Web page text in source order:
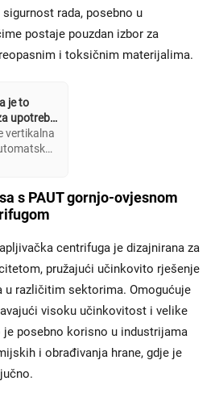
rada, posebno u
postaje pouzdan izbor za
i toksičnim materijalima.
je to
upotrebu
se
vertikalna
u
i
za
torte,
kvalitetu
primjenu
i
s PAUT gornjo-ovjesnom
centrifuga je dizajnirana za
pružajući učinkovito rješenje
u različitim sektorima. Omogućuje
visoku učinkovitost i velike
posebno korisno u industrijama
i obrađivanja hrane, gdje je